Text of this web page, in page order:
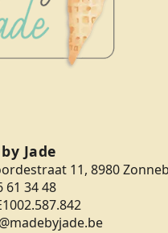
Jade
11, 8980
61 34 48